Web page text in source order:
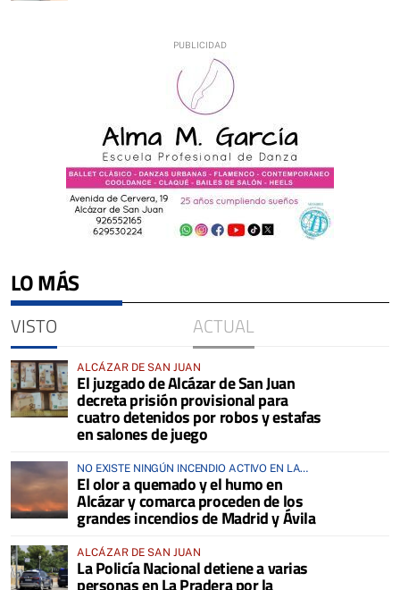
LO MÁS
VISTO ACTUAL
ALCÁZAR DE SAN JUAN
El juzgado de Alcázar de San Juan
decreta prisión provisional para
cuatro detenidos por robos y estafas
en salones de juego
NO EXISTE NINGÚN INCENDIO ACTIVO EN LA
COMARCA
El olor a quemado y el humo en
Alcázar y comarca proceden de los
grandes incendios de Madrid y Ávila
ALCÁZAR DE SAN JUAN
La Policía Nacional detiene a varias